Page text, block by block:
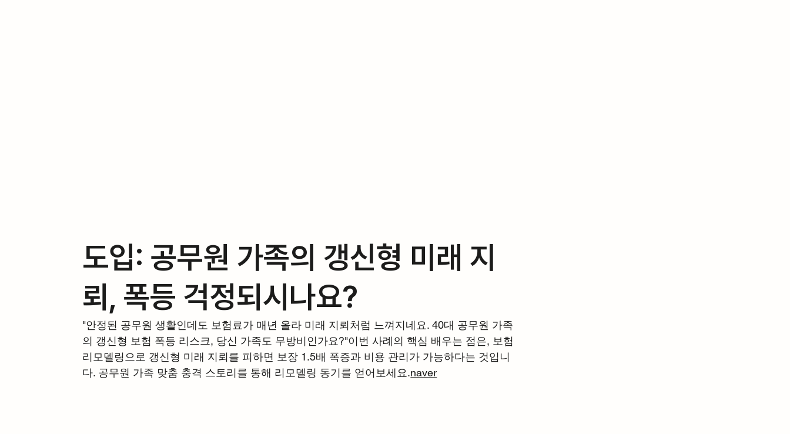
도입: 공무원 가족의 갱신형 미래 지
뢰, 폭등 걱정되시나요?
"안정된 공무원 생활인데도 보험료가 매년 올라 미래 지뢰처럼 느껴지네요. 40대 공무원 가족
의 갱신형 보험 폭등 리스크, 당신 가족도 무방비인가요?"이번 사례의 핵심 배우는 점은, 보험
리모델링으로 갱신형 미래 지뢰를 피하면 보장 1.5배 폭증과 비용 관리가 가능하다는 것입니
다. 공무원 가족 맞춤 충격 스토리를 통해 리모델링 동기를 얻어보세요.naver